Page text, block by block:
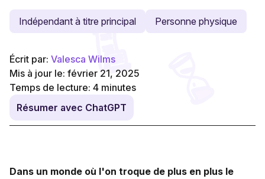
Indépendant à titre principal Personne physique
Écrit par: Valesca Wilms
Mis à jour le: février 21, 2025
Temps de lecture: 4 minutes
Résumer avec ChatGPT
Dans un monde où l'on troque de plus en plus le